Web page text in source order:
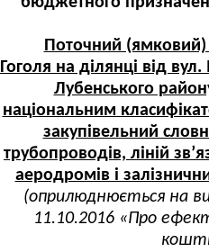
Поточний (ямковий)
Гоголя на ділянці від
Лубенського
національним
закупівельний
трубопроводів, ліній
аеродромів і
(оприлюднюється на
11.10.2016 «Про